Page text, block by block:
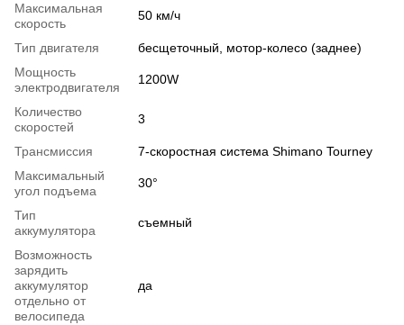
Максимальная
скорость
50 км/ч
Тип двигателя
бесщеточный, мотор-колесо (заднее)
Мощность
электродвигателя
1200W
Количество
скоростей
3
Трансмиссия
7-скоростная система Shimano Tourney
Максимальный
угол подъема
30°
Тип
аккумулятора
съемный
Возможность
зарядить
аккумулятор
отдельно от
велосипеда
да